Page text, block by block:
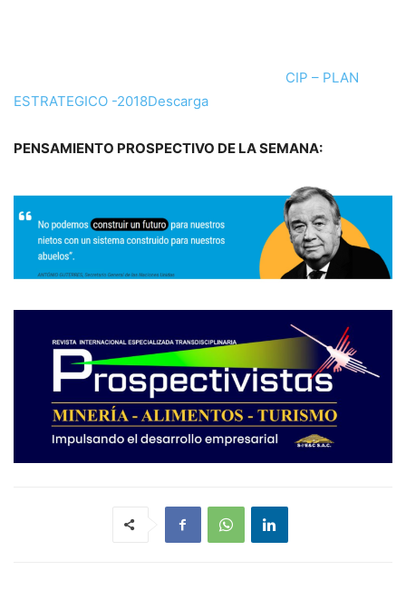
CIP – PLAN
ESTRATEGICO -2018Descarga
PENSAMIENTO PROSPECTIVO DE LA SEMANA: